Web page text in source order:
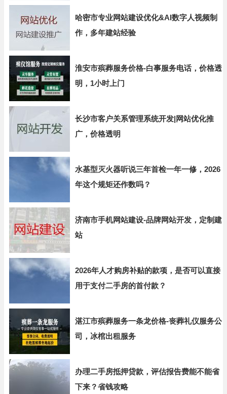
哈密市专业网站建设优化&AI数字人视频制
作，多年建站经验
淮安市殡葬服务价格-白事服务电话，价格透
明，1小时上门
长沙市客户关系管理系统开发|网站优化推
广，价格透明
水基型灭火器听说三年首检一年一修，2026
年这个规矩还作数吗？
济南市手机网站建设-品牌网站开发，定制建
站
2026年人才购房补贴的款项，是否可以直接
用于支付二手房的首付款？
湛江市殡葬服务一条龙价格-丧葬礼仪服务公
司，冰棺出租服务
办理二手房抵押贷款，评估报告费能不能省
下来？省钱攻略